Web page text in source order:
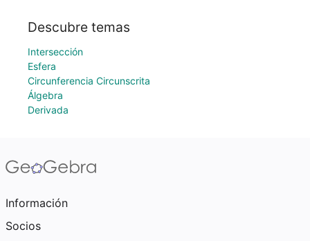
Descubre temas
Intersección
Esfera
Circunferencia Circunscrita
Álgebra
Derivada
Información
Socios